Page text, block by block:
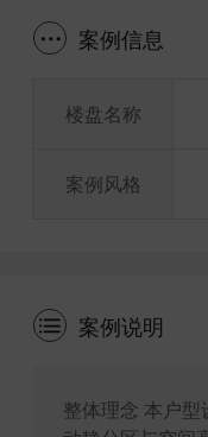
案例信息
楼盘名称
案例风格
案例说明
整体理念 本户